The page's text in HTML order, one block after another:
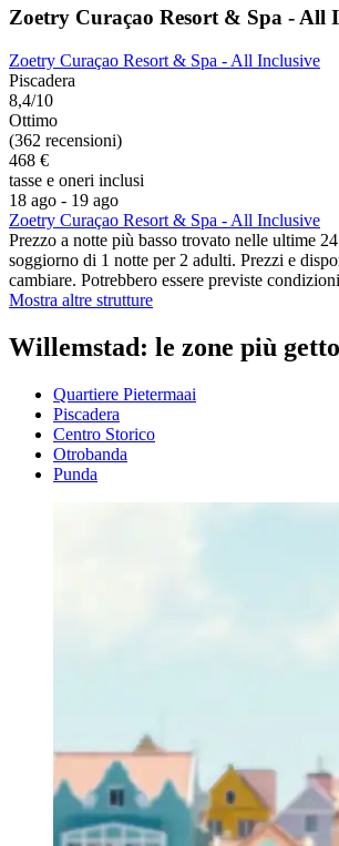
Zoetry Curaçao Resort & Spa - All
Zoetry Curaçao Resort & Spa - All Inclusive
Piscadera
8,4/10
Ottimo
(362 recensioni)
468 €
tasse e oneri inclusi
18 ago - 19 ago
Zoetry Curaçao Resort & Spa - All Inclusive
Prezzo a notte più basso trovato nelle ultime
soggiorno di 1 notte per 2 adulti. Prezzi e
cambiare. Potrebbero essere previste
Mostra altre strutture
Willemstad: le zone più
Quartiere Pietermaai
Piscadera
Centro Storico
Otrobanda
Punda